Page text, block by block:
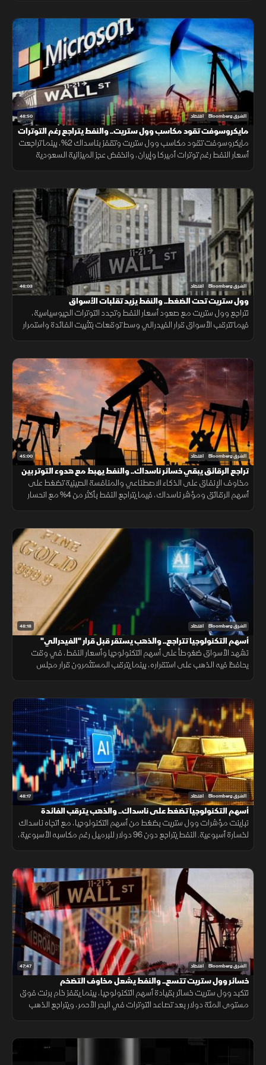
48:50 الشرق Bloomberg اقتصاد
مايكروسوفت تقود مكاسب وول ستريت.. والنفط يتراجع رغم التوترات
مايكروسوفت تقود مكاسب وول ستريت وتقفز بناسداك 2%، بينما تراجعت
أسعار النفط رغم توترات أميركا وإيران، وانخفض عجز الميزانية السعودية
46:03 الشرق Bloomberg اقتصاد
وول ستريت تحت الضغط.. والنفط يزيد تقلبات الأسواق
تتراجع وول ستريت مع صعود أسعار النفط وتجدد التوترات الجيوسياسية،
فيما تترقب الأسواق قرار الفيدرالي وسط توقعات بتثبيت الفائدة واستمرار
45:00 الشرق Bloomberg اقتصاد
تراجع الرقائق يبقي خسائر ناسداك.. والنفط يهبط مع هدوء التوتر بين
واشنطن وطهران
مخاوف الإنفاق على الذكاء الاصطناعي والمنافسة الصينية تضغط على
أسهم الرقائق ومؤشر ناسداك، فيما يتراجع النفط بأكثر من 4% مع انحسار
48:18 الشرق Bloomberg اقتصاد
أسهم التكنولوجيا تتراجع.. والذهب يستقر قبل قرار "الفيدرالي"
تشهد الأسواق ضغوطاً على أسهم التكنولوجيا وأسعار النفط، في وقت
يحافظ فيه الذهب على استقراره، بينما يترقب المستثمرون قرار مجلس
48:17 الشرق Bloomberg اقتصاد
أسهم التكنولوجيا تضغط على ناسداك.. والذهب يترقب الفائدة
تباينت مؤشرات وول ستريت بضغط من أسهم التكنولوجيا، مع اتجاه ناسداك
لخسارة أسبوعية. النفط يتراجع دون 96 دولار للبرميل رغم مكاسبه الأسبوعية،
47:47 الشرق Bloomberg اقتصاد
خسائر وول ستريت تتسع.. والنفط يشعل مخاوف التضخم
تتكبد وول ستريت خسائر بقيادة أسهم التكنولوجيا، بينما يقفز خام برنت فوق
مستوى المئة دولار بعد تصاعد التوترات في البحر الأحمر، ويتراجع الذهب